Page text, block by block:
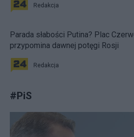
Redakcja
Parada słabości Putina? Plac
przypomina dawnej potęgi Rosji
Redakcja
#PiS